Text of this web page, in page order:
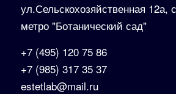
ул.Сельскохозяйственная 12а,
метро "Ботанический сад"
+7 (495) 120 75 86
+7 (985) 317 35 37
estetlab@mail.ru